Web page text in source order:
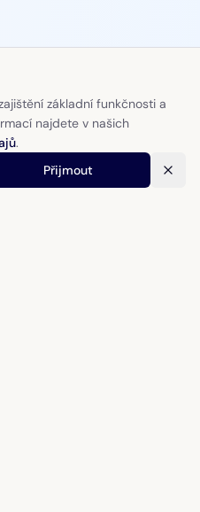
základní funkčnosti a
najdete v našich
.
Přijmout